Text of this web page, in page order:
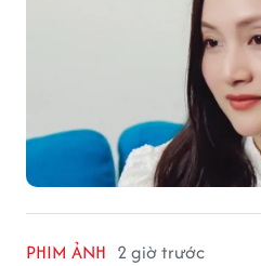
PHIM ẢNH 2 giờ trước